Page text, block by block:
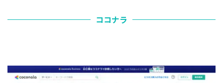
ココナラ